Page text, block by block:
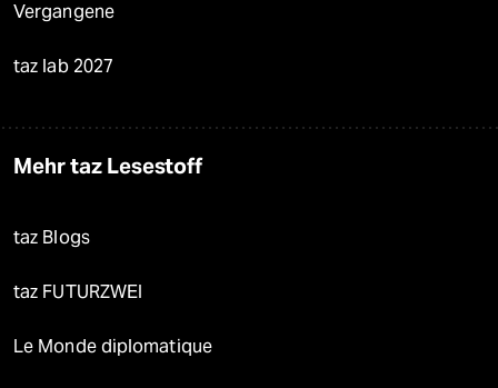
Vergangene
taz lab 2027
Mehr taz Lesestoff
taz Blogs
taz FUTURZWEI
Le Monde diplomatique